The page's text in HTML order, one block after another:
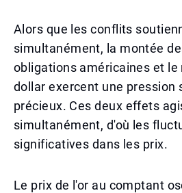
Alors que les conflits
simultanément, la montée
obligations américaines et
dollar exercent une pression
précieux. Ces deux effets
simultanément, d'où les
significatives dans les prix.
Le prix de l'or au comptant